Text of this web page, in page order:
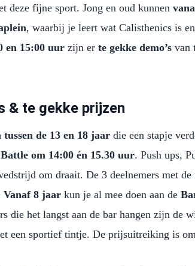
deze fijne sport. Jong en oud kunnen
, waarbij je leert wat Calisthenics is
en 15:00 uur zijn er te gekke demo’s van
& te gekke prijzen
tussen de 13 en 18 jaar die een stapje
om 14:00 én 15.30 uur. Push ups,
om draait. De 3 deelnemers met
Vanaf 8 jaar kun je al mee doen aan de
die het langst aan de bar hangen zijn de
een sportief tintje. De prijsuitreiking is